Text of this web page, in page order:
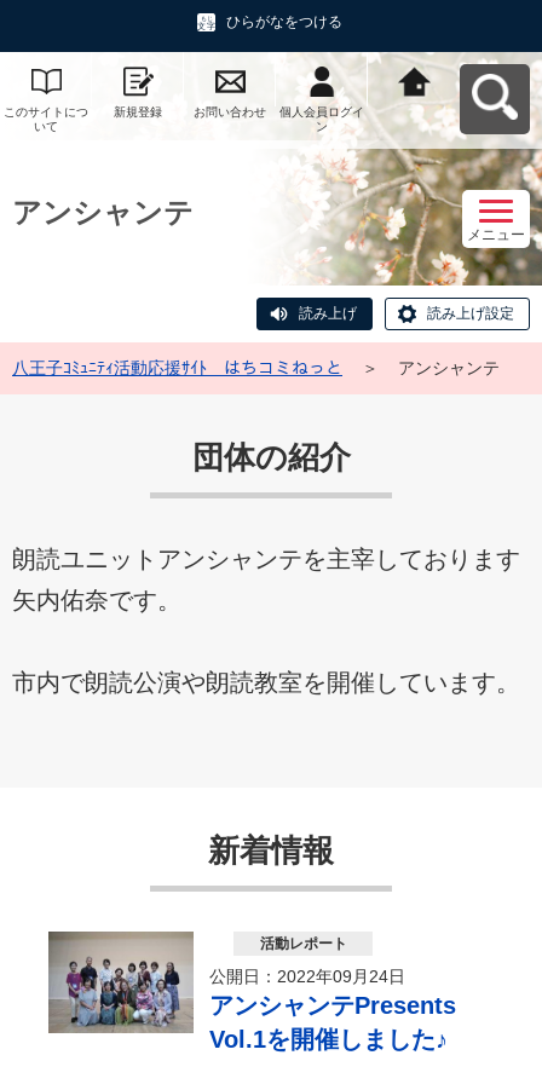
ひらがなをつける
このサイトにつ
いて
新規登録 お問い合わせ
個人会員ログイ
ン
八王子ｺﾐｭﾆﾃｨ活
動応援ｻｲﾄ はち
コミねっとへ戻
る
アンシャンテ
メニュー
読み上げ 読み上げ設定
八王子ｺﾐｭﾆﾃｨ活動応援ｻｲﾄ はちコミねっと ＞ アンシャンテ
団体の紹介
朗読ユニットアンシャンテを主宰しております
矢内佑奈です。
市内で朗読公演や朗読教室を開催しています。
新着情報
活動レポート
公開日：2022年09月24日
アンシャンテPresents
Vol.1を開催しました♪